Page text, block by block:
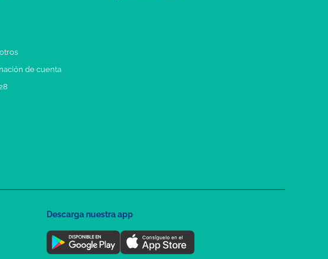
de cuenta
Descarga nuestra app